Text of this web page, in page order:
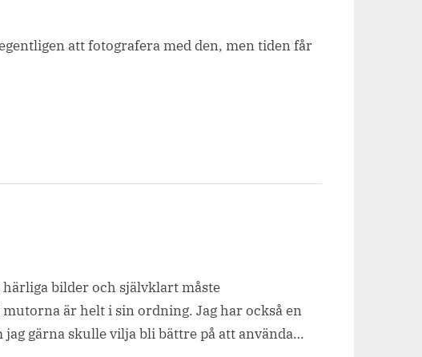
att fotografera med den, men tiden får
bilder och självklart måste
är helt i sin ordning. Jag har också en
gärna skulle vilja bli bättre på att använda…